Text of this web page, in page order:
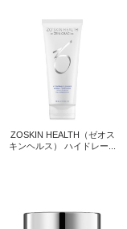
ZOSKIN HEALTH（ゼオス
キンヘルス） ハイドレー...